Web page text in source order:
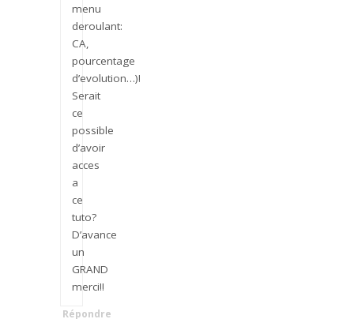
menu
deroulant:
CA,
pourcentage
d’evolution…)!
Serait
ce
possible
d’avoir
acces
a
ce
tuto?
D’avance
un
GRAND
merci!!
Répondre